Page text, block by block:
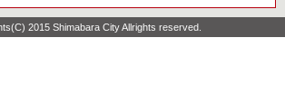
2015 Shimabara City Allrights reserved.